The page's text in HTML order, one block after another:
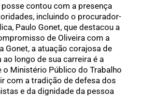
contou com a presença
incluindo o procurador-
Paulo Gonet, que destacou a
de Oliveira com a
Gonet, a atuação corajosa de
ao longo de sua carreira é a
o Ministério Público do Trabalho
com a tradição de defesa dos
e da dignidade da pessoa